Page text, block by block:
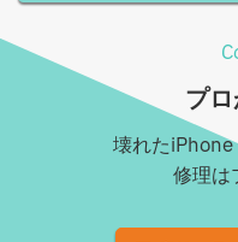
Androidロゴループ
Android基板破損修
良）
iPhone XR
iPhone 11 Pro
プ
壊れた
修理は